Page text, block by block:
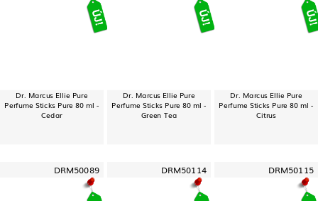
Dr. Marcus Ellie Pure
Perfume Sticks Pure 80 ml -
Cedar
Dr. Marcus Ellie Pure
Perfume Sticks Pure 80 ml -
Green Tea
Dr. Marcus Ellie Pure
Perfume Sticks Pure 80 ml -
Citrus
DRM50089 DRM50114 DRM50115